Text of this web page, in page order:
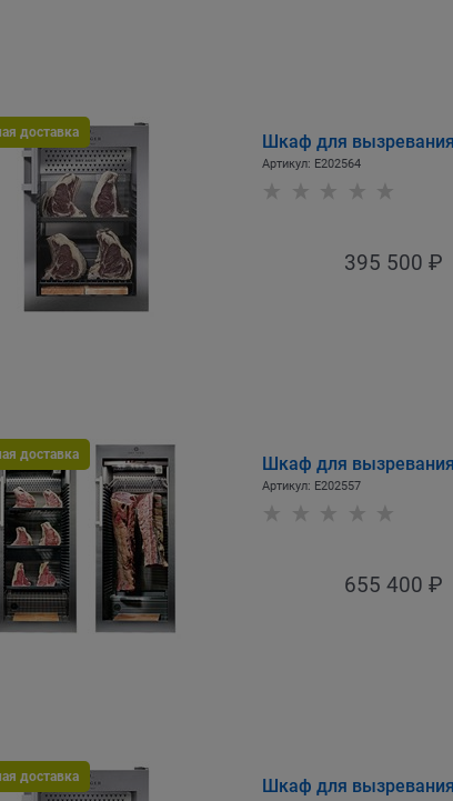
Шкаф для вызревания
Артикул: E202564
доставка
395 500 ₽
Шкаф для вызревания
Артикул: E202557
доставка
655 400 ₽
Шкаф для вызревания
доставка